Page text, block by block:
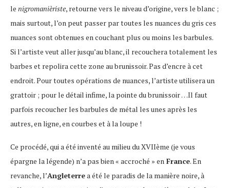
le nigromanièriste, retourne vers le niveau d’origine, vers le blanc ;
mais surtout, l’on peut passer par toutes les nuances du gris ces
nuances sont obtenues en couchant plus ou moins les barbules.
Si l’artiste veut aller jusqu’au blanc, il recouchera totalement les
barbes et repolira cette zone au brunissoir. Pas d’encre à cet
endroit. Pour toutes opérations de nuances, l’artiste utilisera un
grattoir ; pour le détail infime, la pointe du brunissoir …Il faut
parfois recoucher les barbules de métal les unes après les
autres, en ligne, en courbes et à la loupe !
Ce procédé, qui a été inventé au milieu du XVIIème (je vous
épargne la légende) n’a pas bien « accroché » en France. En
revanche, l’Angleterrea été le paradis de la manière noire, à